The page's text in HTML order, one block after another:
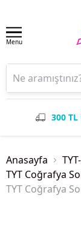
Menu
300 TL
Anasayfa
TYT Coğrafya
TYT Coğrafya